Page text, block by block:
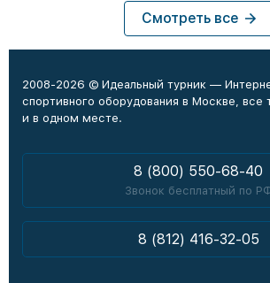
Смотреть все
2008-2026 © Идеальный турник —
спортивного оборудования в Москве, все
и в одном месте.
8 (800) 550-68-40
Звонок бесплатный по
8 (812) 416-32-05